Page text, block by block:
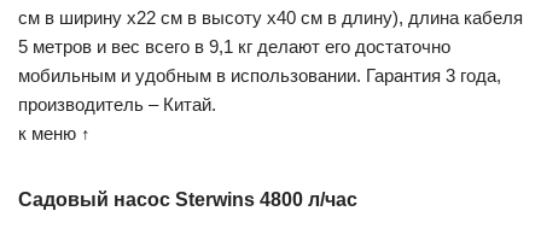
см в ширину х22 см в высоту х40 см в длину), длина кабеля
5 метров и вес всего в 9,1 кг делают его достаточно
мобильным и удобным в использовании. Гарантия 3 года,
производитель – Китай.
к меню ↑
Садовый насос Sterwins 4800 л/час